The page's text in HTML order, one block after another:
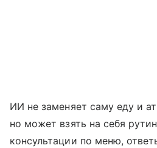
ИИ не заменяет саму еду и
но может взять на себя
консультации по меню,